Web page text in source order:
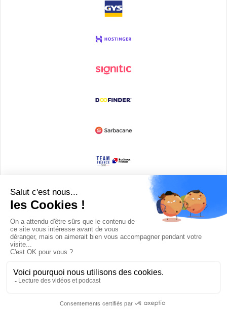
Devenir partenaire
© Copyright 2008 / 2026,DECODE MEDIA, The Innovation Media
Company.All Rights Reserved